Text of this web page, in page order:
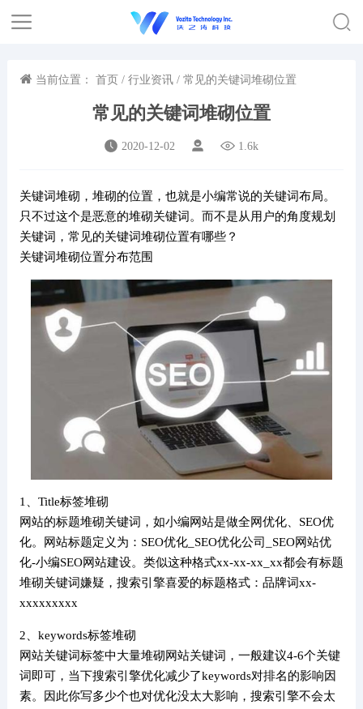
当前位置： 首页 / 行业资讯 / 常见的关键词堆砌位置
常见的关键词堆砌位置
2020-12-02 1.6k
关键词堆砌，堆砌的位置，也就是小编常说的关键词布局。
只不过这个是恶意的堆砌关键词。而不是从用户的角度规划
关键词，常见的关键词堆砌位置有哪些？
关键词堆砌位置分布范围
1、Title标签堆砌
网站的标题堆砌关键词，如小编网站是做全网优化、SEO优
化。网站标题定义为：SEO优化_SEO优化公司_SEO网站优
化-小编SEO网站建设。类似这种格式xx-xx-xx_xx都会有标题
堆砌关键词嫌疑，搜索引擎喜爱的标题格式：品牌词xx-
xxxxxxxxx
2、keywords标签堆砌
网站关键词标签中大量堆砌网站关键词，一般建议4-6个关键
词即可，当下搜索引擎优化减少了keywords对排名的影响因
素。因此你写多少个也对优化没太大影响，搜索引擎不会太